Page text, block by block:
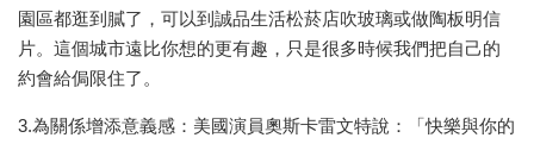
園區都逛到膩了，可以到誠品生活松菸店吹玻璃或做陶板明信
片。這個城市遠比你想的更有趣，只是很多時候我們把自己的
約會給侷限住了。
3.為關係增添意義感：美國演員奧斯卡雷文特說：「快樂與你的